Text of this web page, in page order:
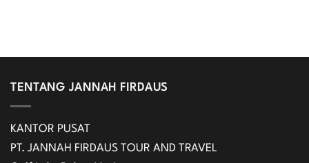
TENTANG JANNAH FIRDAUS
KANTOR PUSAT
PT. JANNAH FIRDAUS TOUR AND TRAVEL